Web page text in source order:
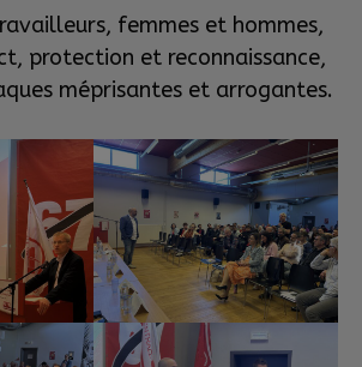
femmes et hommes,
protection et reconnaissance,
méprisantes et arrogantes.